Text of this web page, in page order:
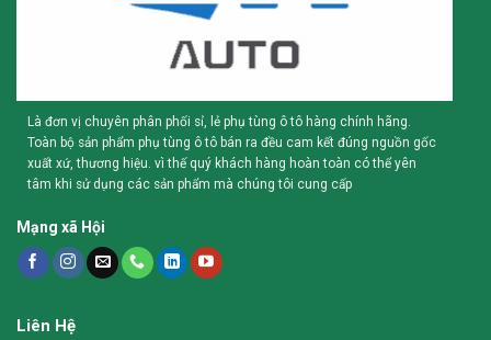
Là đơn vị chuyên phân phối sỉ, lẻ phụ tùng ô tô hàng chính hãng.
Toàn bộ sản phẩm phụ tùng ô tô bán ra đều cam kết đúng nguồn gốc
xuất xứ, thương hiệu. vì thế quý khách hàng hoàn toàn có thể yên
tâm khi sử dụng các sản phẩm mà chúng tôi cung cấp
Mạng xã Hội
Liên Hệ